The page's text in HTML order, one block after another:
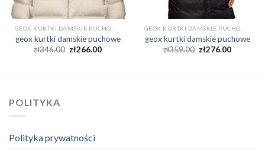
geox kurtki damskie puchowe
zł346.00 zł266.00
geox kurtki damskie puchowe
zł359.00 zł276.00
POLITYKA
Polityka prywatności